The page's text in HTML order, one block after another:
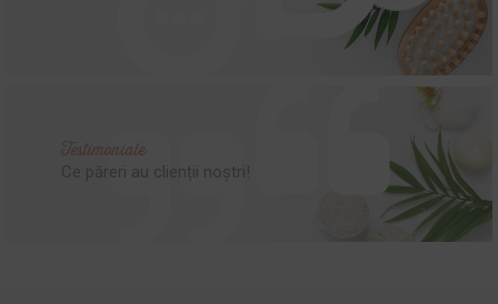
Testimoniale
Ce păreri au clienții noștri!